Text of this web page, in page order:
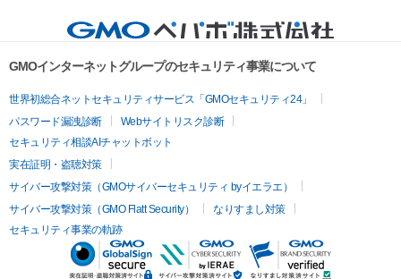
GMOインターネットグループのセキュリティ事業について
世界初総合ネットセキュリティサービス「GMOセキュリティ24」
パスワード漏洩診断
Webサイトリスク診断
セキュリティ相談AIチャットボット
実在証明・盗聴対策
サイバー攻撃対策（GMOサイバーセキュリティ byイエラエ）
サイバー攻撃対策（GMO Flatt Security）
なりすまし対策
セキュリティ事業の軌跡